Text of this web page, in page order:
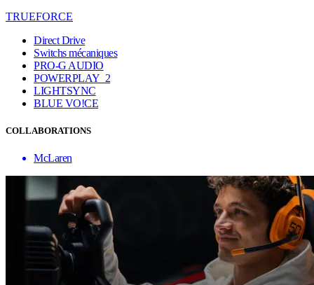
TRUEFORCE
Direct Drive
Switchs mécaniques
PRO-G AUDIO
POWERPLAY 2
LIGHTSYNC
BLUE VO!CE
COLLABORATIONS
McLaren